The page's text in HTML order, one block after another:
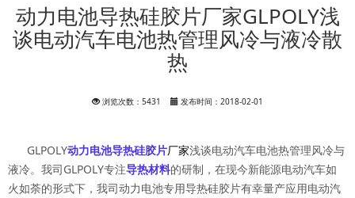
动力电池导热硅胶片厂家GLPOLY浅
谈电动汽车电池热管理风冷与液冷散
热
浏览次数：5431 发布时间：2018-02-01
GLPOLY动力电池导热硅胶片厂家浅谈电动汽车电池热管理风冷与
液冷。我司GLPOLY专注导热材料的研制，在现今新能源电动汽车如
火如荼的形式下，我司动力电池专用导热硅胶片有幸量产应用电动汽